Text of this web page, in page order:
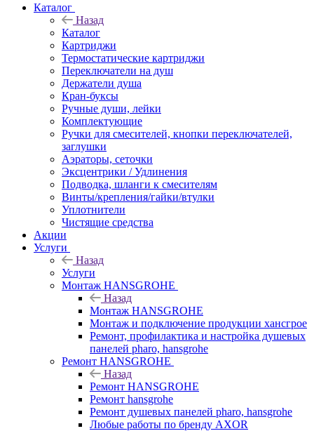
Каталог
Назад
Каталог
Картриджи
Термостатические картриджи
Переключатели на душ
Держатели душа
Кран-буксы
Ручные души, лейки
Комплектующие
Ручки для смесителей, кнопки переключателей,
заглушки
Аэраторы, сеточки
Эксцентрики / Удлинения
Подводка, шланги к смесителям
Винты/крепления/гайки/втулки
Уплотнители
Чистящие средства
Акции
Услуги
Назад
Услуги
Монтаж HANSGROHE
Назад
Монтаж HANSGROHE
Монтаж и подключение продукции хансгрое
Ремонт, профилактика и настройка душевых
панелей pharo, hansgrohe
Ремонт HANSGROHE
Назад
Ремонт HANSGROHE
Ремонт hansgrohe
Ремонт душевых панелей pharo, hansgrohe
Любые работы по бренду AXOR